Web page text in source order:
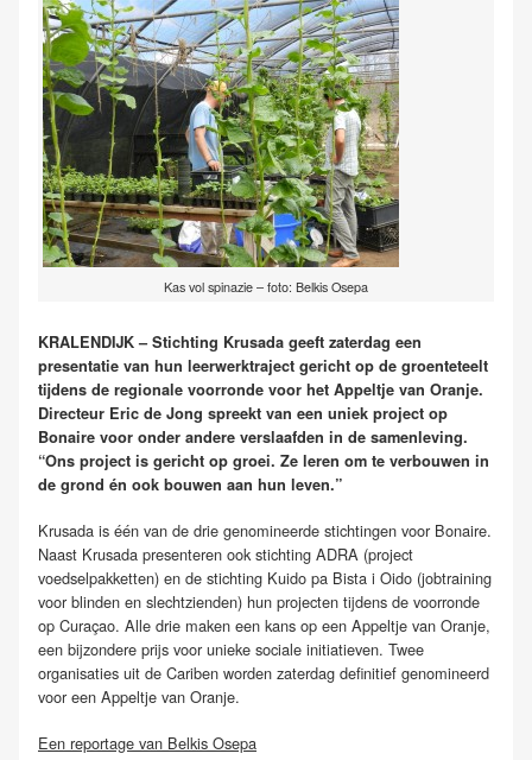
Kas vol spinazie – foto: Belkis Osepa
KRALENDIJK – Stichting Krusada geeft zaterdag een
presentatie van hun leerwerktraject gericht op de groenteteelt
tijdens de regionale voorronde voor het Appeltje van Oranje.
Directeur Eric de Jong spreekt van een uniek project op
Bonaire voor onder andere verslaafden in de samenleving.
“Ons project is gericht op groei. Ze leren om te verbouwen in
de grond én ook bouwen aan hun leven.”
Krusada is één van de drie genomineerde stichtingen voor Bonaire.
Naast Krusada presenteren ook stichting ADRA (project
voedselpakketten) en de stichting Kuido pa Bista i Oido (jobtraining
voor blinden en slechtzienden) hun projecten tijdens de voorronde
op Curaçao. Alle drie maken een kans op een Appeltje van Oranje,
een bijzondere prijs voor unieke sociale initiatieven. Twee
organisaties uit de Cariben worden zaterdag definitief genomineerd
voor een Appeltje van Oranje.
Een reportage van Belkis Osepa